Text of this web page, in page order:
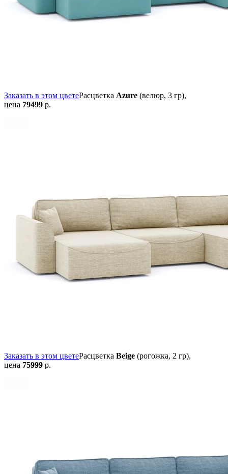
Заказать в этом цветеРасцветка Azure (велюр, 3 гр),
цена 79499 р.
Заказать в этом цветеРасцветка Beige (рогожка, 2 гр),
цена 75999 р.